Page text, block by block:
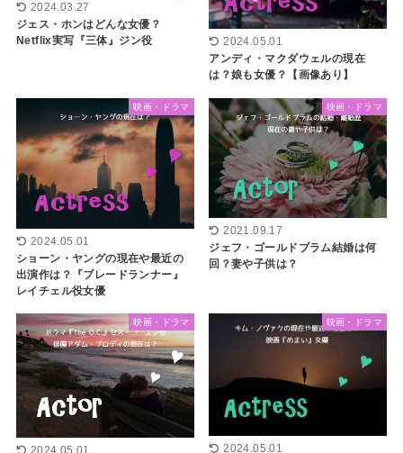
2024.03.27
ジェス・ホンはどんな女優？
Netflix実写『三体』ジン役
2024.05.01
アンディ・マクダウェルの現在
は？娘も女優？【画像あり】
映画・ドラマ
2024.05.01
ショーン・ヤングの現在や最近の
出演作は？『ブレードランナー』
レイチェル役女優
映画・ドラマ
2021.09.17
ジェフ・ゴールドブラム結婚は何
回？妻や子供は？
映画・ドラマ
2024.05.01
映画・ドラマ
2024.05.01